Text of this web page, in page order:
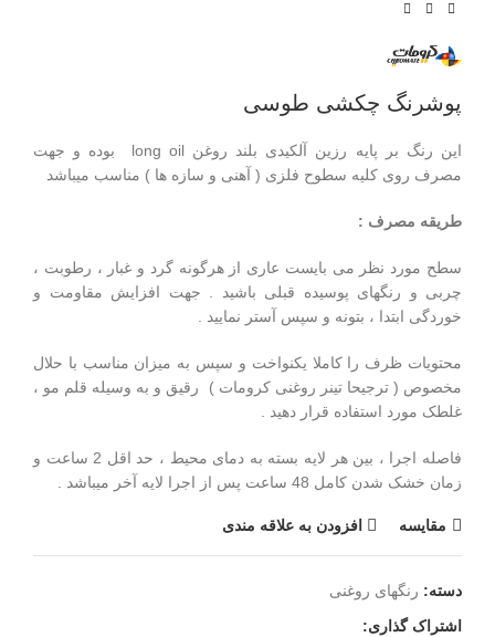
پوشرنگ چکشی طوسی
این رنگ بر پایه رزین آلکیدی بلند روغن long oil بوده و جهت
مصرف روی کلیه سطوح فلزی ( آهنی و سازه ها ) مناسب میباشد
طریقه مصرف :
سطح مورد نظر می بایست عاری از هرگونه گرد و غبار ، رطوبت ،
چربی و رنگهای پوسیده قبلی باشید . جهت افزایش مقاومت و
خوردگی ابتدا ، بتونه و سپس آستر نمایید .
محتویات ظرف را کاملا یکنواخت و سپس به میزان مناسب با حلال
مخصوص ( ترجیحا تینر روغنی کرومات ) رقیق و به وسیله قلم مو ،
غلطک مورد استفاده قرار دهید .
فاصله اجرا ، بین هر لایه بسته به دمای محیط ، حد اقل 2 ساعت و
زمان خشک شدن کامل 48 ساعت پس از اجرا لایه آخر میباشد .
مقايسه افزودن به علاقه مندی
دسته: رنگهای روغنی
اشتراک گذاری: